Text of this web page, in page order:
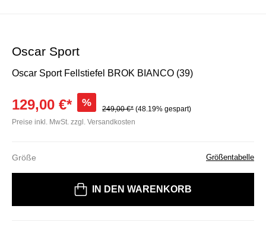
Oscar Sport
Oscar Sport Fellstiefel BROK BIANCO (39)
129,00 €* %
249,00 €* (48.19% gespart)
Preise inkl. MwSt. zzgl. Versandkosten
Größe Größentabelle
IN DEN WARENKORB